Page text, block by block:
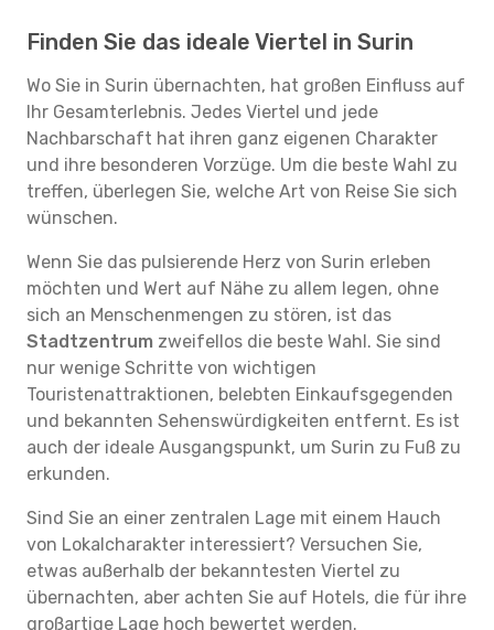
Finden Sie das ideale Viertel in Surin
Wo Sie in Surin übernachten, hat großen Einfluss auf
Ihr Gesamterlebnis. Jedes Viertel und jede
Nachbarschaft hat ihren ganz eigenen Charakter
und ihre besonderen Vorzüge. Um die beste Wahl zu
treffen, überlegen Sie, welche Art von Reise Sie sich
wünschen.
Wenn Sie das pulsierende Herz von Surin erleben
möchten und Wert auf Nähe zu allem legen, ohne
sich an Menschenmengen zu stören, ist das
Stadtzentrum zweifellos die beste Wahl. Sie sind
nur wenige Schritte von wichtigen
Touristenattraktionen, belebten Einkaufsgegenden
und bekannten Sehenswürdigkeiten entfernt. Es ist
auch der ideale Ausgangspunkt, um Surin zu Fuß zu
erkunden.
Sind Sie an einer zentralen Lage mit einem Hauch
von Lokalcharakter interessiert? Versuchen Sie,
etwas außerhalb der bekanntesten Viertel zu
übernachten, aber achten Sie auf Hotels, die für ihre
großartige Lage hoch bewertet werden.